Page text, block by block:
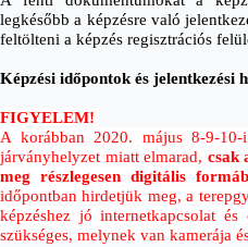
legkésőbb a képzésre való
feltölteni a képzés regisztrációs
Képzési időpontok és jelentkezési
FIGYELEM!
A korábban 2020. május 8-9-
járványhelyzet miatt elmarad, csak
meg részlegesen digitális
időpontban hirdetjük meg, a
képzéshez jó internetkapcsolat
szükséges, melynek van kamerája